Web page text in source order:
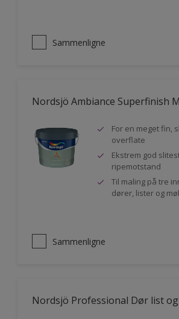
Sammenligne
Nordsjö Ambiance Superfinish
For en meget fin,
overflate
Ekstrem god
ripemotstand
Til maling på tre
dører, lister og
Sammenligne
Nordsjö Professional Dør list